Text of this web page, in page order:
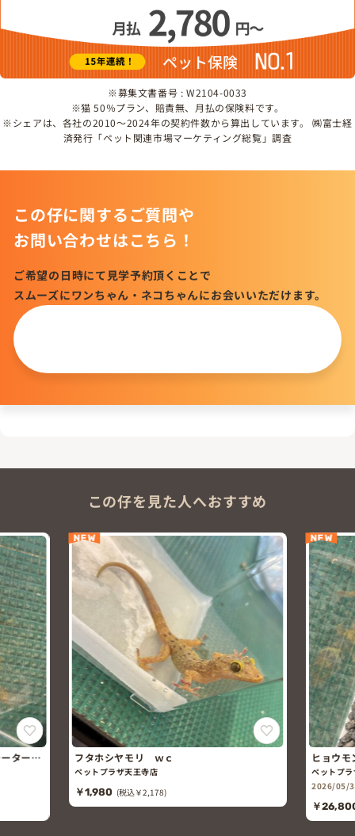
※募集文書番号 : W2104-0033
※猫 50％プラン、賠責無、月払の保険料です。
※シェアは、各社の2010～2024年の契約件数から算出しています。 ㈱富士経
済発行「ペット関連市場マーケティング総覧」調査
この仔に関するご質問や
お問い合わせはこちら！
ご希望の日時にて見学予約頂くことで
スムーズにワンちゃん・ネコちゃんにお会いいただけます。
この仔を見た人へおすすめ
ターサ
NEW
フタホシヤモリ ｗｃ
ペットプラザ天王寺店
￥1,980 (税込￥2,178)
NEW
ヒョウ
ド)
ペットプ
2026/05/
￥